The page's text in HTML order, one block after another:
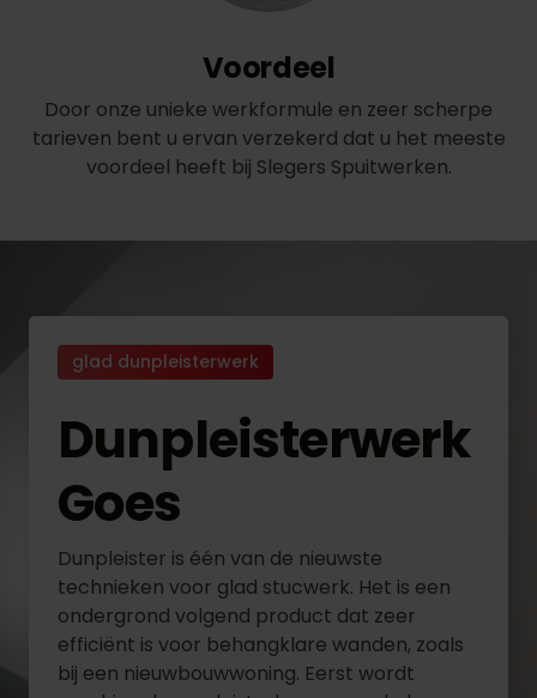
Voordeel
Door onze unieke werkformule en zeer scherpe
tarieven bent u ervan verzekerd dat u het meeste
voordeel heeft bij Slegers Spuitwerken.
glad dunpleisterwerk
Dunpleisterwerk
Goes
Dunpleister is één van de nieuwste
technieken voor glad stucwerk. Het is een
ondergrond volgend product dat zeer
efficiënt is voor behangklare wanden, zoals
bij een nieuwbouwwoning. Eerst wordt